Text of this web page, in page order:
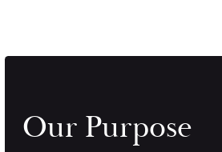
Our Purpose